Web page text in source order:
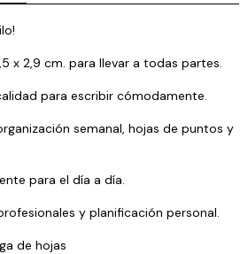
x 2,9 cm. para llevar a todas partes.
para escribir cómodamente.
semanal, hojas de puntos y
para el día a día.
y planificación personal.
de hojas